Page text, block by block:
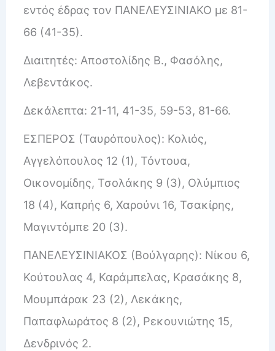
εντός έδρας τον ΠΑΝΕΛΕΥΣΙΝΙΑΚΟ με 81-
66 (41-35).
Διαιτητές: Αποστολίδης Β., Φασόλης,
Λεβεντάκος.
Δεκάλεπτα: 21-11, 41-35, 59-53, 81-66.
ΕΣΠΕΡΟΣ (Ταυρόπουλος): Κολιός,
Αγγελόπουλος 12 (1), Τόντουα,
Οικονομίδης, Τσολάκης 9 (3), Ολύμπιος
18 (4), Καπρής 6, Χαρούνι 16, Τσακίρης,
Μαγιντόμπε 20 (3).
ΠΑΝΕΛΕΥΣΙΝΙΑΚΟΣ (Βούλγαρης): Νίκου 6,
Κούτουλας 4, Καράμπελας, Κρασάκης 8,
Μουμπάρακ 23 (2), Λεκάκης,
Παπαφλωράτος 8 (2), Ρεκουνιώτης 15,
Δενδρινός 2.